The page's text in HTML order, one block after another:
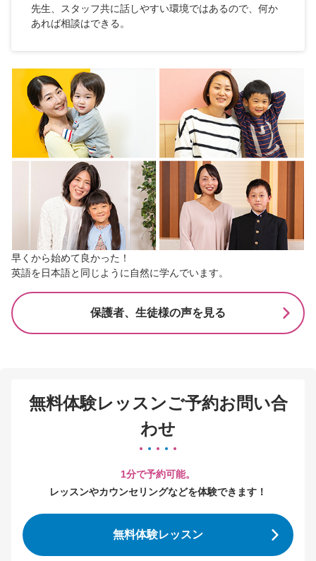
先生、スタッフ共に話しやすい環境ではあるので、何か
あれば相談はできる。
早くから始めて良かった！
英語を日本語と同じように自然に学んでいます。
保護者、生徒様の声を見る
無料体験レッスンご予約お問い合
わせ
1分で予約可能。
レッスンやカウンセリングなどを体験できます！
無料体験レッスン